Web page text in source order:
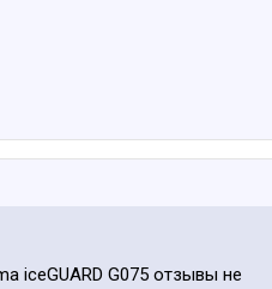
iceGUARD G075 отзывы не